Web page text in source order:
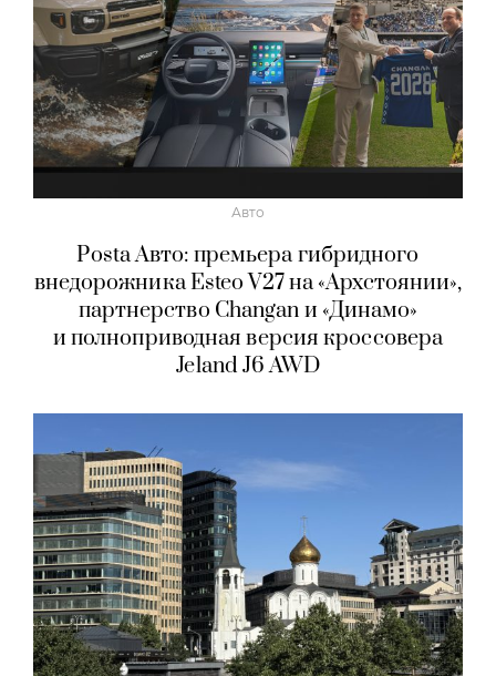
Авто
Posta Авто: премьера гибридного
внедорожника Esteo V27 на «Архстоянии»,
партнерство Changan и «Динамо»
и полноприводная версия кроссовера
Jeland J6 AWD